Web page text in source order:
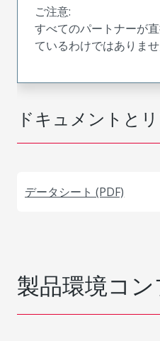
ドキュメントと
データシート (PDF)
ご注意:
すべてのパートナーが
ているわけではありませ
製品環境コ